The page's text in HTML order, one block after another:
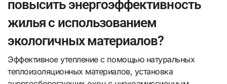
повысить энергоэффективность
жилья с использованием
экологичных материалов?
Эффективное утепление с помощью натуральных
теплоизоляционных материалов, установка